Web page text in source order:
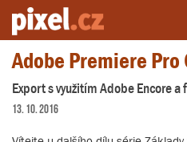
Server o natáčení a zpracování videa
Adobe Premiere Pro
Export s využitím Adobe Encore
13. 10. 2016